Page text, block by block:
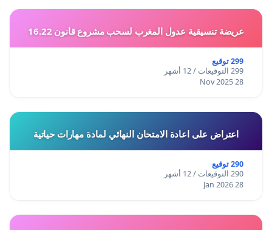
عريضة تنسيقية عدول المغرب لسحب مشروع قانون 16.22
299 توقيع
299 التوقيعات / 12 أشهر
28 Nov 2025
اعتراض على اعادة الامتحان النهائي لمادة مهارات حياتية
290 توقيع
290 التوقيعات / 12 أشهر
28 Jan 2026